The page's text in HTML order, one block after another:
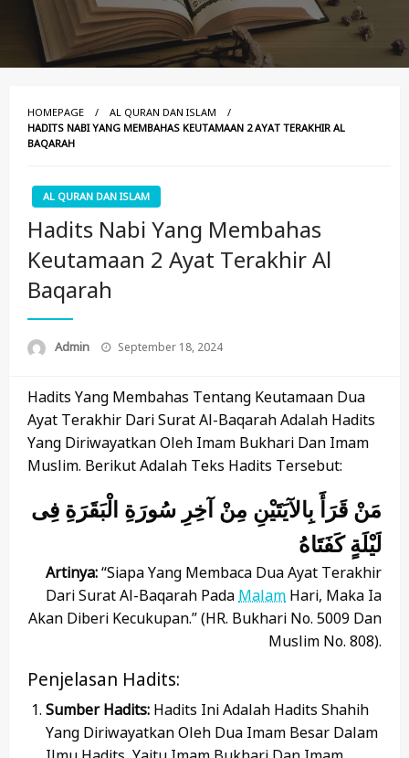
HOMEPAGE
AL QURAN DAN ISLAM
HADITS NABI YANG MEMBAHAS KEUTAMAAN 2 AYAT TERAKHIR AL
BAQARAH
AL QURAN DAN ISLAM
Hadits Nabi Yang Membahas
Keutamaan 2 Ayat Terakhir Al
Baqarah
Admin
Posted
September 18, 2024
Hadits Yang Membahas Tentang Keutamaan Dua
Ayat Terakhir Dari Surat Al-Baqarah Adalah Hadits
Yang Diriwayatkan Oleh Imam Bukhari Dan Imam
Muslim. Berikut Adalah Teks Hadits Tersebut:
مَنْ قَرَأَ بِالآيَتَيْنِ مِنْ آخِرِ سُورَةِ الْبَقَرَةِ فِى
لَيْلَةٍ كَفَتَاهُ
Artinya:“Siapa Yang Membaca Dua Ayat Terakhir
Dari Surat Al-Baqarah Pada Malam Hari, Maka Ia
Akan Diberi Kecukupan.” (HR. Bukhari No. 5009 Dan
Muslim No. 808).
Penjelasan Hadits:
Sumber Hadits: Hadits Ini Adalah Hadits Shahih
Yang Diriwayatkan Oleh Dua Imam Besar Dalam